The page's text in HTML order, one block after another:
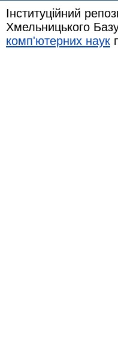
Інституційний
Хмельницького
комп'ютерних наук